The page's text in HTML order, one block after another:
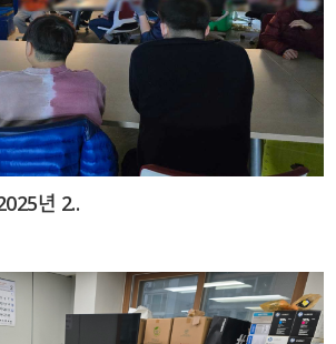
년 2..